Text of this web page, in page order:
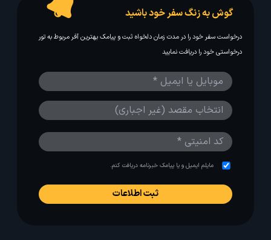
گوش به زنگ سفر خود باشید
درخواست سفر خود را در مدت زمان دلخواه ثبت و پیامک بهترین آفر مربوط به تور
درخواستی خود را دریافت نمایید
مایلم ایمیل و یا پیامک خبرنامه دریافت کنم.